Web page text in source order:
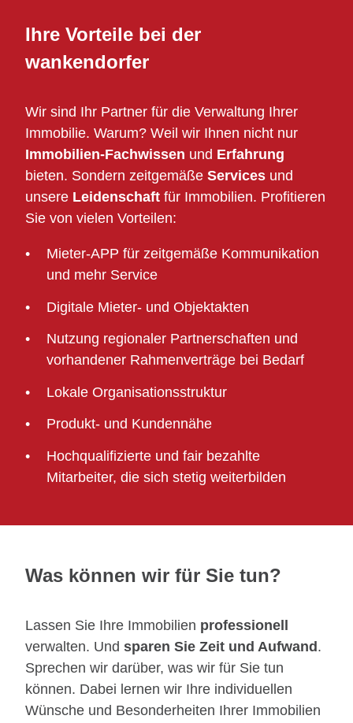
Ihre Vorteile bei der
wankendorfer
Wir sind Ihr Partner für die Verwaltung Ihrer
Immobilie. Warum? Weil wir Ihnen nicht nur
Immobilien-Fachwissen und Erfahrung
bieten. Sondern zeitgemäße Services und
unsere Leidenschaft für Immobilien. Profitieren
Sie von vielen Vorteilen:
Mieter-APP für zeitgemäße Kommunikation
und mehr Service
Digitale Mieter- und Objektakten
Nutzung regionaler Partnerschaften und
vorhandener Rahmenverträge bei Bedarf
Lokale Organisationsstruktur
Produkt- und Kundennähe
Hochqualifizierte und fair bezahlte
Mitarbeiter, die sich stetig weiterbilden
Was können wir für Sie tun?
Lassen Sie Ihre Immobilien professionell
verwalten. Und sparen Sie Zeit und Aufwand .
Sprechen wir darüber, was wir für Sie tun
können. Dabei lernen wir Ihre individuellen
Wünsche und Besonderheiten Ihrer Immobilien